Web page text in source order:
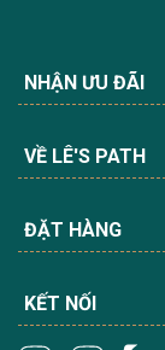
NHẬN ƯU ĐÃI
VỀ LÊ'S PATH
ĐẶT HÀNG
KẾT NỐI